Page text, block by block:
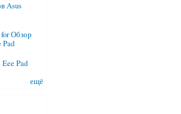
Asus
Pad
ещё